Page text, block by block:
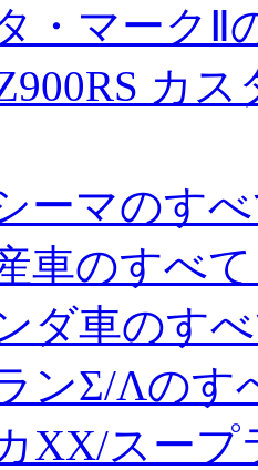
・マークⅡ
カ
ーマのす
車のすべ
ダ車のす
ンΣ/Λのす
XX/スープ